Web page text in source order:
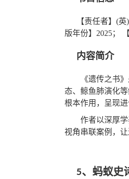
【责任者】 (英)
版年份】 2025；
内容简介
《遗传之书
态、鲸鱼肺演化
根本作用 ， 呈现
作者以深厚
视角串联案例，
5、蚂蚁史